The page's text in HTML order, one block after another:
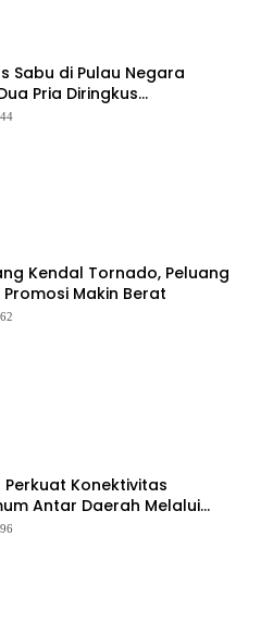
Sabu di Pulau Negara
Pria Diringkus
Kendal Tornado, Peluang
Makin Berat
Perkuat Konektivitas
Antar Daerah Melalui